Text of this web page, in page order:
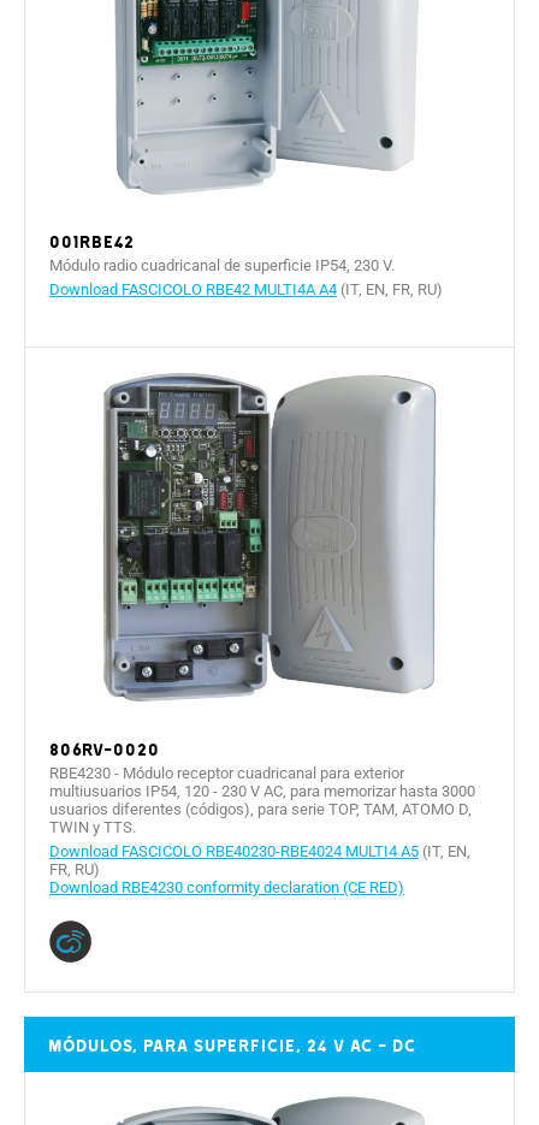
001RBE42
Módulo radio cuadricanal de superficie IP54, 230 V.
Download FASCICOLO RBE42 MULTI4A A4 (IT, EN, FR, RU)
806RV-0020
RBE4230 - Módulo receptor cuadricanal para exterior
multiusuarios IP54, 120 - 230 V AC, para memorizar hasta 3000
usuarios diferentes (códigos), para serie TOP, TAM, ATOMO D,
TWIN y TTS.
Download FASCICOLO RBE40230-RBE4024 MULTI4 A5 (IT, EN,
FR, RU)
Download RBE4230 conformity declaration (CE RED)
Módulos, para superficie, 24 V AC - DC